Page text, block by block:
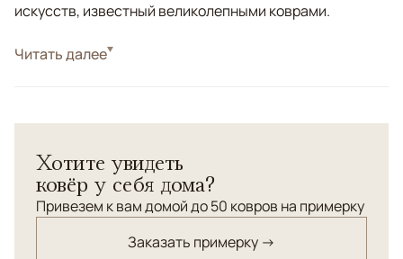
искусств, известный великолепными коврами.
СтильКлассические
Artefact. Соткан из натурального шёлка и шерсти на
хлопковой основе. Ковер обработан специальным
ручным каменным инструментом для придания
изысканность и статусность интерьера.
Читать далее
Хотите увидеть
ковёр у себя дома?
Привезем к вам домой до 50 ковров на примерку
Заказать примерку →